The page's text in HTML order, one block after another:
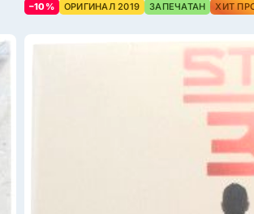
–10% ОРИГИНАЛ 2019 ЗАПЕЧАТАН ХИТ